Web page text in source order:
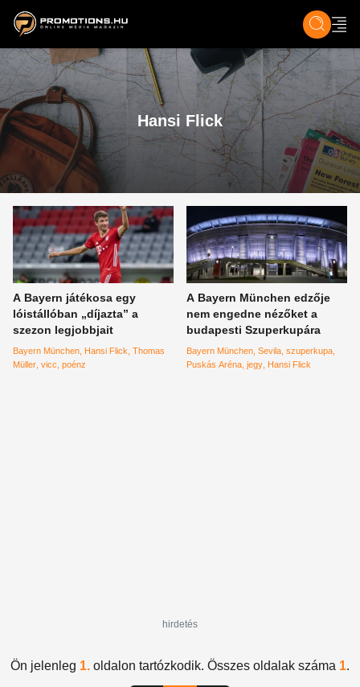
ZENE, FILM & KULT ÉLET TECH &
Hansi Flick
A Bayern játékosa egy
lóistállóban „díjazta” a
szezon legjobbjait
Bayern München Hansi Flick Thomas
Müller vicc poénz
A Bayern München edzője
nem engedne nézőket a
budapesti Szuperkupára
Bayern München Sevila szuperkupa
Puskás Aréna jegy Hansi Flick
hirdetés
Ön jelenleg 1. oldalon tartózkodik. Összes oldalak száma 1.